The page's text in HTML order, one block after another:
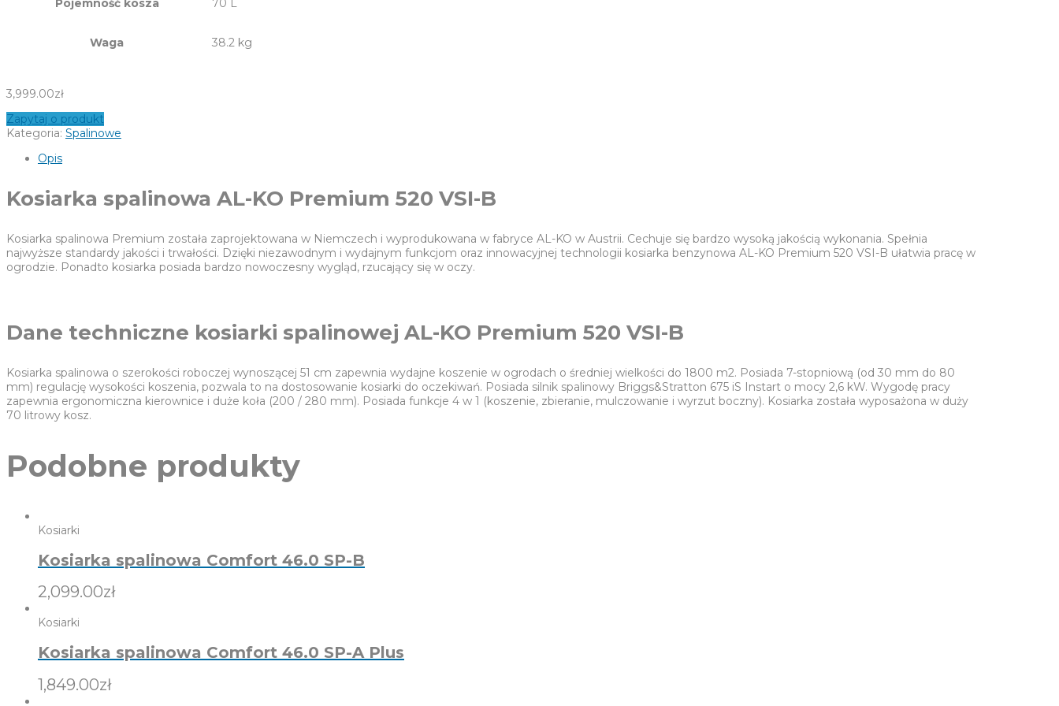
Pojemność kosza 70 L
Waga 38.2 kg
3,999.00zł
Zapytaj o produkt
Kategoria: Spalinowe
Opis
Kosiarka spalinowa AL-KO Premium 520 VSI-B
Kosiarka spalinowa Premium została zaprojektowana w Niemczech i wyprodukowana w fabryce AL-KO w Austrii. Cechuje się bardzo wysoką jakością wykonania. Spełnia
najwyższe standardy jakości i trwałości. Dzięki niezawodnym i wydajnym funkcjom oraz innowacyjnej technologii kosiarka benzynowa AL-KO Premium 520 VSI-B ułatwia pracę w
ogrodzie. Ponadto kosiarka posiada bardzo nowoczesny wygląd, rzucający się w oczy.
Dane techniczne kosiarki spalinowej AL-KO Premium 520 VSI-B
Kosiarka spalinowa o szerokości roboczej wynoszącej 51 cm zapewnia wydajne koszenie w ogrodach o średniej wielkości do 1800 m2. Posiada 7-stopniową (od 30 mm do 80
mm) regulację wysokości koszenia, pozwala to na dostosowanie kosiarki do oczekiwań. Posiada silnik spalinowy Briggs&Stratton 675 iS Instart o mocy 2,6 kW. Wygodę pracy
zapewnia ergonomiczna kierownice i duże koła (200 / 280 mm). Posiada funkcje 4 w 1 (koszenie, zbieranie, mulczowanie i wyrzut boczny). Kosiarka została wyposażona w duży
70 litrowy kosz.
Podobne produkty
Kosiarki
Kosiarka spalinowa Comfort 46.0 SP-B
2,099.00zł
Kosiarki
Kosiarka spalinowa Comfort 46.0 SP-A Plus
1,849.00zł